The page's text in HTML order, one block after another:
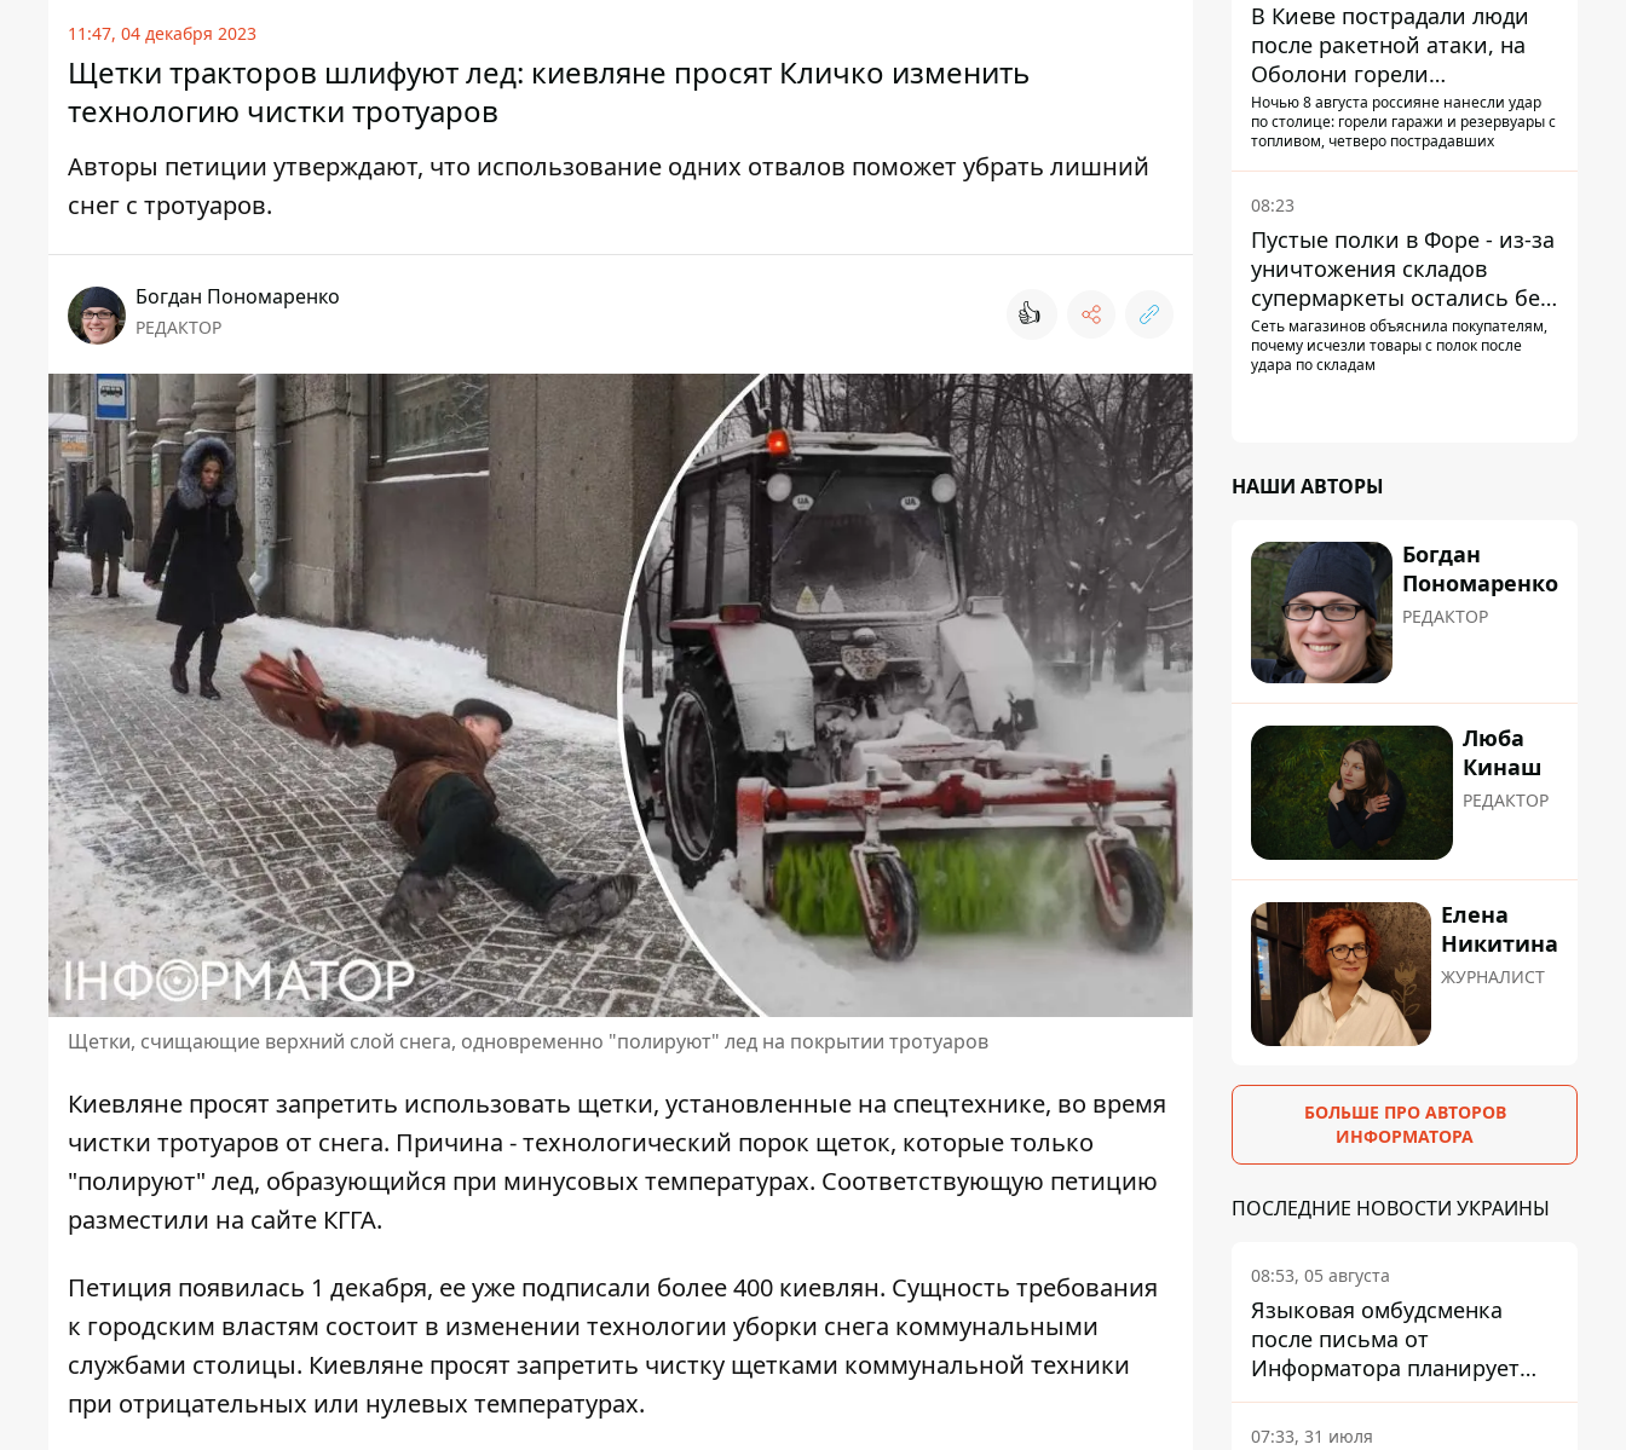
11:47, 04 декабря 2023
Щетки тракторов шлифуют лед: киевляне просят Кличко изменить
технологию чистки тротуаров
Авторы петиции утверждают, что использование одних отвалов поможет убрать лишний
снег с тротуаров.
Богдан Пономаренко
РЕДАКТОР 👍
Щетки, счищающие верхний слой снега, одновременно "полируют" лед на покрытии тротуаров
Киевляне просят запретить использовать щетки, установленные на спецтехнике, во время
чистки тротуаров от снега. Причина - технологический порок щеток, которые только
"полируют" лед, образующийся при минусовых температурах. Соответствующую петицию
разместили на сайте КГГА.
Петиция появилась 1 декабря, ее уже подписали более 400 киевлян. Сущность требования
к городским властям состоит в изменении технологии уборки снега коммунальными
службами столицы. Киевляне просят запретить чистку щетками коммунальной техники
при отрицательных или нулевых температурах.
В Киеве пострадали люди
после ракетной атаки, на
Оболони горели
резервуары с топливом
Ночью 8 августа россияне нанесли удар
по столице: горели гаражи и резервуары с
топливом, четверо пострадавших
08:23
Пустые полки в Форе - из-за
уничтожения складов
супермаркеты остались без
ассортимента
Сеть магазинов объяснила покупателям,
почему исчезли товары с полок после
удара по складам
НАШИ АВТОРЫ
Богдан
Пономаренко
РЕДАКТОР
Люба
Кинаш
РЕДАКТОР
Елена
Никитина
ЖУРНАЛИСТ
БОЛЬШЕ ПРО АВТОРОВ
ИНФОРМАТОРА
ПОСЛЕДНИЕ НОВОСТИ УКРАИНЫ
08:53, 05 августа
Языковая омбудсменка
после письма от
Информатора планирует
наказать компанию-
подрядчика ПриватБанка
07:33, 31 июля